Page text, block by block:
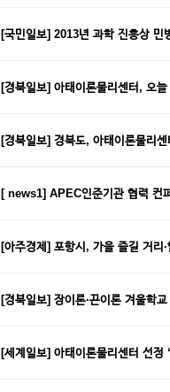
[국민일보] 2013년 과학 진흥상 민
[경북일보] 아태이론물리센터, 오
[경북일보] 경북도, 아태이론물리
[ news1] APEC인준기관 협력 컨
[아주경제] 포항시, 가을 즐길 거리·
[경북일보] 장이론·끈이론 겨울학
[세계일보] 아태이론물리센터 선정